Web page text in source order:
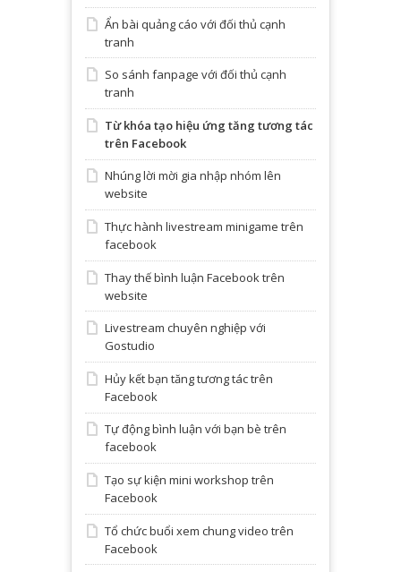
Ẩn bài quảng cáo với đối thủ cạnh
tranh
So sánh fanpage với đối thủ cạnh
tranh
Từ khóa tạo hiệu ứng tăng tương tác
trên Facebook
Nhúng lời mời gia nhập nhóm lên
website
Thực hành livestream minigame trên
facebook
Thay thế bình luận Facebook trên
website
Livestream chuyên nghiệp với
Gostudio
Hủy kết bạn tăng tương tác trên
Facebook
Tự động bình luận với bạn bè trên
facebook
Tạo sự kiện mini workshop trên
Facebook
Tổ chức buổi xem chung video trên
Facebook